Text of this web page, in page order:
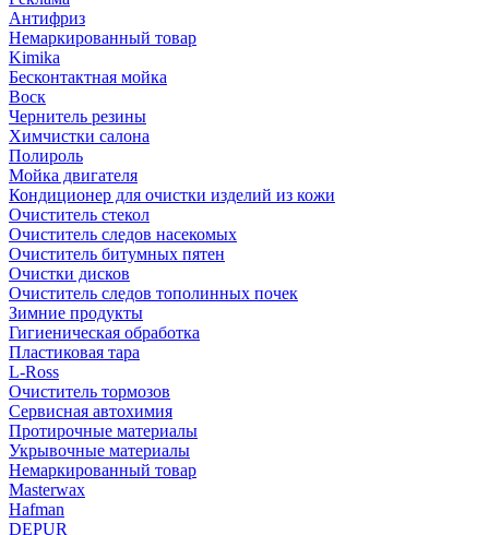
Антифриз
Немаркированный товар
Kimika
Бесконтактная мойка
Воск
Чернитель резины
Химчистки салона
Полироль
Мойка двигателя
Кондиционер для очистки изделий из кожи
Очиститель стекол
Очиститель следов насекомых
Очиститель битумных пятен
Очистки дисков
Очиститель следов тополинных почек
Зимние продукты
Гигиеническая обработка
Пластиковая тара
L-Ross
Очиститель тормозов
Сервисная автохимия
Протирочные материалы
Укрывочные материалы
Немаркированный товар
Masterwax
Hafman
DEPUR